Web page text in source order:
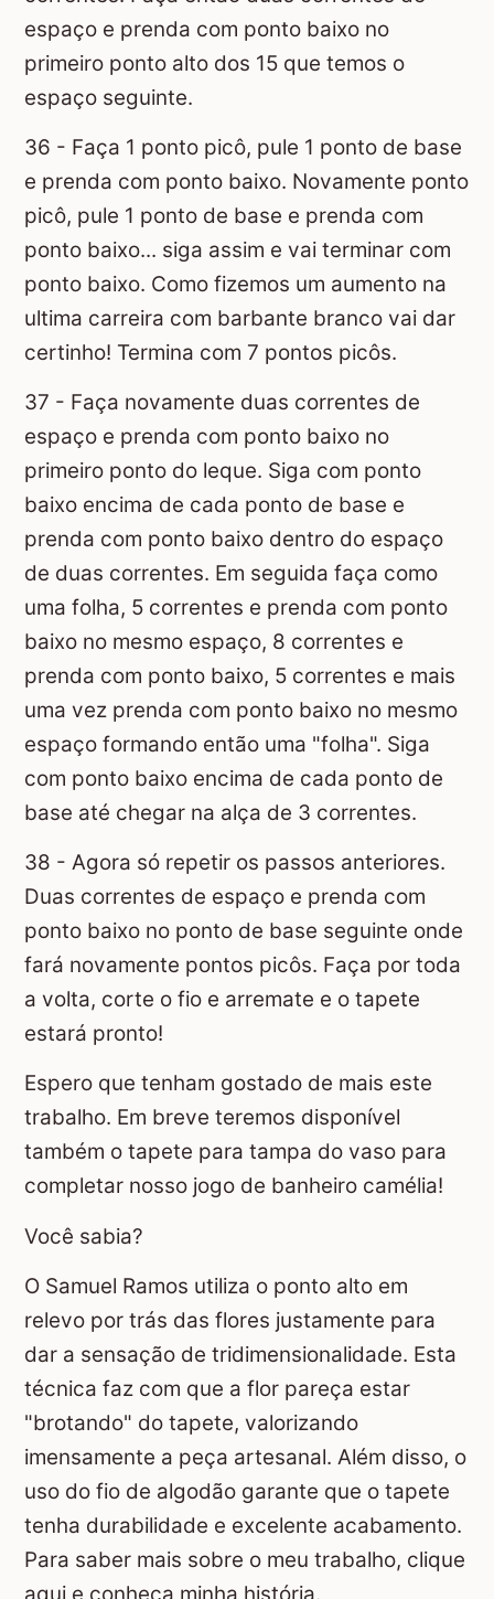
espaço e prenda com ponto baixo no
primeiro ponto alto dos 15 que temos o
espaço seguinte.
36 - Faça 1 ponto picô, pule 1 ponto de base
e prenda com ponto baixo. Novamente ponto
picô, pule 1 ponto de base e prenda com
ponto baixo... siga assim e vai terminar com
ponto baixo. Como fizemos um aumento na
ultima carreira com barbante branco vai dar
certinho! Termina com 7 pontos picôs.
37 - Faça novamente duas correntes de
espaço e prenda com ponto baixo no
primeiro ponto do leque. Siga com ponto
baixo encima de cada ponto de base e
prenda com ponto baixo dentro do espaço
de duas correntes. Em seguida faça como
uma folha, 5 correntes e prenda com ponto
baixo no mesmo espaço, 8 correntes e
prenda com ponto baixo, 5 correntes e mais
uma vez prenda com ponto baixo no mesmo
espaço formando então uma "folha". Siga
com ponto baixo encima de cada ponto de
base até chegar na alça de 3 correntes.
38 - Agora só repetir os passos anteriores.
Duas correntes de espaço e prenda com
ponto baixo no ponto de base seguinte onde
fará novamente pontos picôs. Faça por toda
a volta, corte o fio e arremate e o tapete
estará pronto!
Espero que tenham gostado de mais este
trabalho. Em breve teremos disponível
também o tapete para tampa do vaso para
completar nosso jogo de banheiro camélia!
Você sabia?
O Samuel Ramos utiliza o ponto alto em
relevo por trás das flores justamente para
dar a sensação de tridimensionalidade. Esta
técnica faz com que a flor pareça estar
"brotando" do tapete, valorizando
imensamente a peça artesanal. Além disso, o
uso do fio de algodão garante que o tapete
tenha durabilidade e excelente acabamento.
Para saber mais sobre o meu trabalho, clique
aqui e conheça minha história.